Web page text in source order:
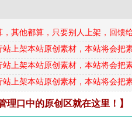
，其他都算，只要别人上架，回馈
站上架本站原创素材，本站将会把
站上架本站原创素材，本站将会把
站上架本站原创素材，本站将会把
理口中的原创区就在这里！】